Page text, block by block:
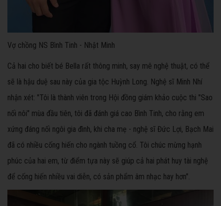
Vợ chồng NS Bình Tinh - Nhật Minh
Cả hai cho biết bé Bella rất thông minh, say mê nghệ thuật, có thể
sẽ là hậu duệ sau này của gia tộc Huỳnh Long. Nghệ sĩ Minh Nhí
nhận xét: "Tôi là thành viên trong Hội đồng giám khảo cuộc thi "Sao
nối nôi" mùa đầu tiên, tôi đã đánh giá cao Bình Tinh, cho rằng em
xứng đáng nối ngôi gia đình, khi cha mẹ - nghệ sĩ Đức Lợi, Bạch Mai
đã có nhiều cống hiến cho ngành tuồng cổ. Tôi chúc mừng hạnh
phúc của hai em, từ điểm tựa này sẽ giúp cả hai phát huy tài nghệ
để cống hiến nhiều vai diễn, có sản phẩm âm nhạc hay hơn".